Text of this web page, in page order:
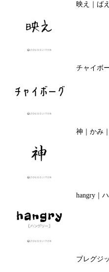
映え｜ば
チャイボ
神｜かみ
hangry｜
ブレグジ